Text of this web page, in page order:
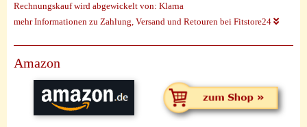
Rechnungskauf wird abgewickelt von: Klarna
mehr Informationen zu Zahlung, Versand und Retouren bei Fitstore24
Amazon